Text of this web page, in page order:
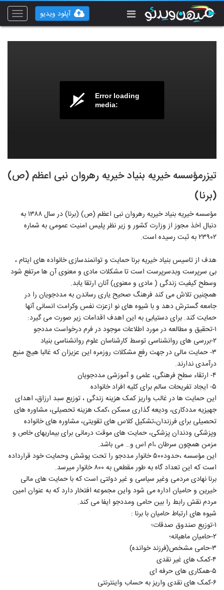
Toggle
آپلود ویدیو
Error loading
media:
تیزرمؤسسه خیریه بنیاد خیریه رهروان نبی اعظم (ص)
(برنا)
مؤسسه خیریه بنیاد خیریه رهروان نبی اعظم (ص) (برنا) در سال ۱۳۸۸ به
دنبال اخذ مجوز از وزارت کشور و زیر نظر پلیس امنیت عمومی به شماره
۲۳۹۰۲ به ثبت رسیده است.
هدف از تاسیس بنیاد خیریه برنا حمایت و توانمندسازی خانواده های ایتام ،
بی سرپرست وبدسرپرست است تا مشکلات مادی و معنوی آن ها مرتفع شود
وسطح کیفیت زندگی ( مادی و معنوی) آنان ارتقا یابد.
همچنین تلاش می کند فرهنگ صحیح یاری رساندن به مددجویان را در
جامعه گسترش دهد و با شیوه های نو ازعزت نفس وکرامت انسانی آنها
حمایت کند. برای دستیابی به این اهدف اقدامات زیر صورت می گیرد:
۱-تحقیق و مطالعه در مورد اطلاعات موجود در فرم درخواست مددجو
۲-بررسی های روانشناسی توسط کارشناسان علوم روانشناسی بنیاد
۳- حمایت مالی در جهت رفع مشکلات روزمره این عزیزان که غالبا هیچ منبع
درآمدی ندارند.
۴- ارتقاء سطح فرهنگی، علمی و آموزشی مددجویان
۵- ایجاد تفریحات سالم برای کلیه افراد خانواده
این حمایت ها در غالب واریز کمک هزینه زندگی ، توزیع سبد ارزاق، اهدای
جهیزیه مددکاری، ودیعه گذاری مسکن ،کمک هزینه تحصیلی، مشاوره های
تحصیلی برای فرزندان،تشکیل کلاس های تقویتی، مشاوره های خانواده
وپزشکی ودندان پزشکی، حمایت های موقت درمانی برای بیماریهای خاص و
مزمن همچون سرطان ،ام اس و… می باشد.
این مؤسسه ،حدود۵۰۰ خانوار مددجو را تحت پوشش وحمایت خود قرارداده
است که این تعداد گاه به طور مقطعی به ۸۰۰ خانوار میرسد.
برنا نهادی مردمی وغیر سیاسی و غیر دولتی است که با حمایت های مالی
خیرین و حامیان اداره می شود واین مجموعه افتخار دارد که به عنوان امین
مردم نقش رابط را بین حامی ومددجو ایفا می کند.
شیوه های ارتباط حامیان با برنا :
۱-توزیع صندوق صدقات؛
۲-حامیان ماهیانه؛
۳-حامی مشخص(فرزند خوانده)
۴-کمک های غیر نقدی
۵-همکاری های حرفه ای
۶-کمک های نقدی واریز به حساب واینترنتی